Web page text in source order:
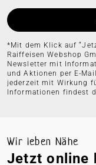
*Mit dem Klick auf
Raiffeisen Webshop
Newsletter mit
und Aktionen per E-
jederzeit mit Wirkung
Informationen findest
Wir leben Nähe
Jetzt online